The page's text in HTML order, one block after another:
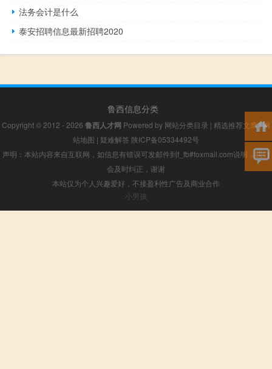
法务会计是什么
泰安招聘信息最新招聘2020
鲁西信息分类
Copyright © 2012 - 2026 鲁西人才网 Powered by 网站分类目录 | 精选推荐文章|网
站地图 | 疑难解答 陕ICP备05334492号
声明：本站内容来自互联网，如信息有错误可发邮件到f_fb#foxmail.com说明，我们
会及时纠正，谢谢
本站仅为个人兴趣爱好，不接盈利性广告及商业合作
小男孩